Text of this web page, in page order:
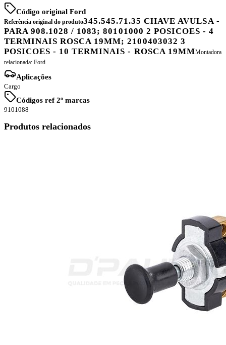
Código original Ford
Referência original do produto345.545.71.35 CHAVE AVULSA -
PARA 908.1028 / 1083; 80101000 2 POSICOES - 4
TERMINAIS ROSCA 19MM; 2100403032 3
POSICOES - 10 TERMINAIS - ROSCA 19MMMontadora
relacionada: Ford
Aplicações
Cargo
Códigos ref 2º marcas
9101088
Produtos relacionados